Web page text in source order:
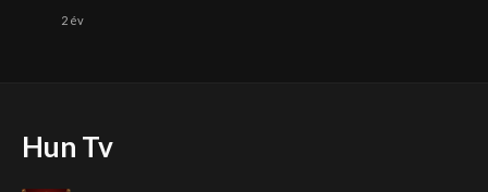
2 év
Hun Tv